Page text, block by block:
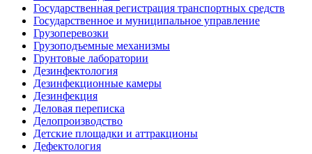
Государственная регистрация транспортных средств
Государственное и муниципальное управление
Грузоперевозки
Грузоподъемные механизмы
Грунтовые лаборатории
Дезинфектология
Дезинфекционные камеры
Дезинфекция
Деловая переписка
Делопроизводство
Детские площадки и аттракционы
Дефектология